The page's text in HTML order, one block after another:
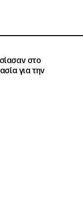
στο
για την